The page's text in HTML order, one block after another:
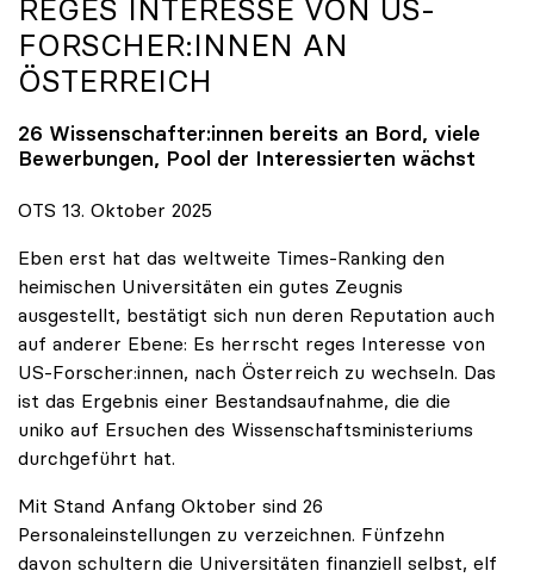
REGES INTERESSE VON US-
FORSCHER:INNEN AN
ÖSTERREICH
26 Wissenschafter:innen bereits an Bord, viele
Bewerbungen, Pool der Interessierten wächst
OTS 13. Oktober 2025
Eben erst hat das weltweite Times-Ranking den
heimischen Universitäten ein gutes Zeugnis
ausgestellt, bestätigt sich nun deren Reputation auch
auf anderer Ebene: Es herrscht reges Interesse von
US-Forscher:innen, nach Österreich zu wechseln. Das
ist das Ergebnis einer Bestandsaufnahme, die die
uniko auf Ersuchen des Wissenschaftsministeriums
durchgeführt hat.
Mit Stand Anfang Oktober sind 26
Personaleinstellungen zu verzeichnen. Fünfzehn
davon schultern die Universitäten finanziell selbst, elf